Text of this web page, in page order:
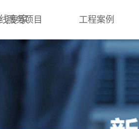
专家
服务项目 工程案例